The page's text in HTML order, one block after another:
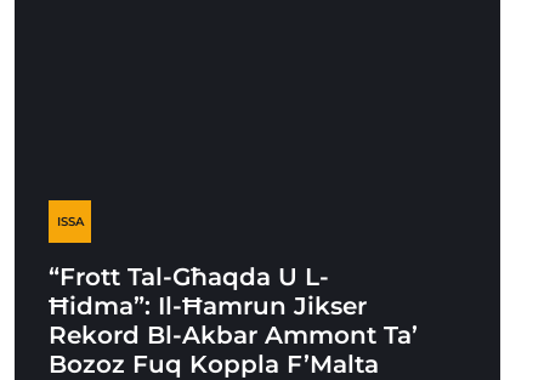
ISSA
“Frott Tal-Għaqda U L-
Ħidma”: Il-Ħamrun Jikser
Rekord Bl-Akbar Ammont Ta’
Bozoz Fuq Koppla F’Malta